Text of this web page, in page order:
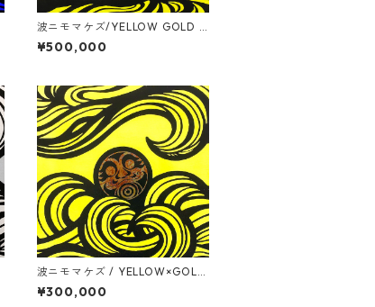
波ニモマケズ/YELLOW GOLD R
EAF / S30号(910mm x 910mm)
¥500,000
波ニモマケズ / YELLOW×GOLD
LEAF / 530mm x 530mm
¥300,000